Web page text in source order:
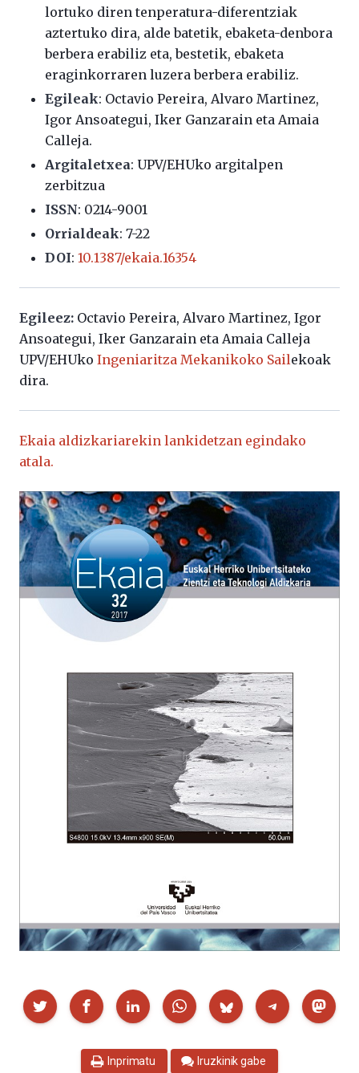
lortuko diren tenperatura-diferentziak
aztertuko dira, alde batetik, ebaketa-denbora
berbera erabiliz eta, bestetik, ebaketa
eraginkorraren luzera berbera erabiliz.
Egileak: Octavio Pereira, Alvaro Martinez,
Igor Ansoategui, Iker Ganzarain eta Amaia
Calleja.
Argitaletxea: UPV/EHUko argitalpen
zerbitzua
ISSN: 0214-9001
Orrialdeak: 7-22
DOI: 10.1387/ekaia.16354
Egileez: Octavio Pereira, Alvaro Martinez, Igor
Ansoategui, Iker Ganzarain eta Amaia Calleja
UPV/EHUko Ingeniaritza Mekanikoko Sailekoak
dira.
Ekaia aldizkariarekin lankidetzan egindako
atala.
Partekatu
Inprimatu Iruzkinik gabe